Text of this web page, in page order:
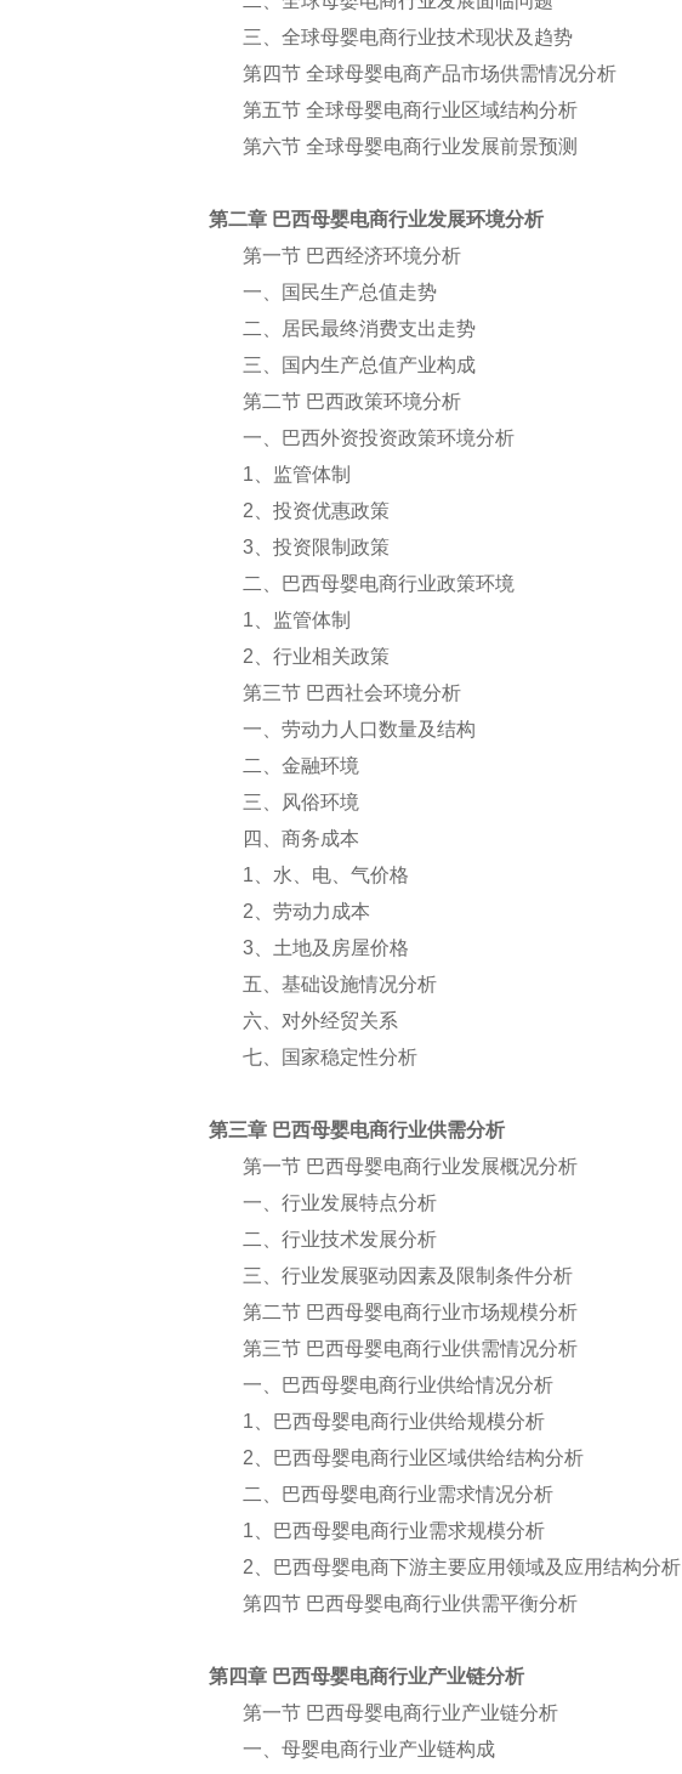
三、全球母婴电商行业技术现状及趋势
第四节 全球母婴电商产品市场供需情况分析
第五节 全球母婴电商行业区域结构分析
第六节 全球母婴电商行业发展前景预测
第二章 巴西母婴电商行业发展环境分析
第一节 巴西经济环境分析
一、国民生产总值走势
二、居民最终消费支出走势
三、国内生产总值产业构成
第二节 巴西政策环境分析
一、巴西外资投资政策环境分析
1 、监管体制
2 、投资优惠政策
3 、投资限制政策
二、巴西母婴电商行业政策环境
1 、监管体制
2 、行业相关政策
第三节 巴西社会环境分析
一、劳动力人口数量及结构
二、金融环境
三、风俗环境
四、商务成本
1 、水、电、气价格
2 、劳动力成本
3 、土地及房屋价格
五、基础设施情况分析
六、对外经贸关系
七、国家稳定性分析
第三章 巴西母婴电商行业供需分析
第一节 巴西母婴电商行业发展概况分析
一、行业发展特点分析
二、行业技术发展分析
三、行业发展驱动因素及限制条件分析
第二节 巴西母婴电商行业市场规模分析
第三节 巴西母婴电商行业供需情况分析
一、巴西母婴电商行业供给情况分析
1 、巴西母婴电商行业供给规模分析
2 、巴西母婴电商行业区域供给结构分析
二、巴西母婴电商行业需求情况分析
1 、巴西母婴电商行业需求规模分析
2 、巴西母婴电商下游主要应用领域及应用结构分析
第四节 巴西母婴电商行业供需平衡分析
第四章 巴西母婴电商行业产业链分析
第一节 巴西母婴电商行业产业链分析
一、母婴电商行业产业链构成